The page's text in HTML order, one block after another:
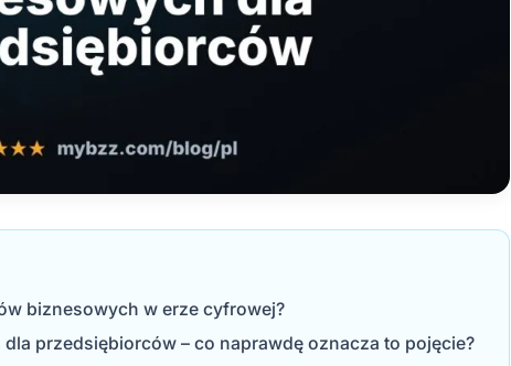
biznesowych w erze cyfrowej?
przedsiębiorców – co naprawdę oznacza to pojęcie?